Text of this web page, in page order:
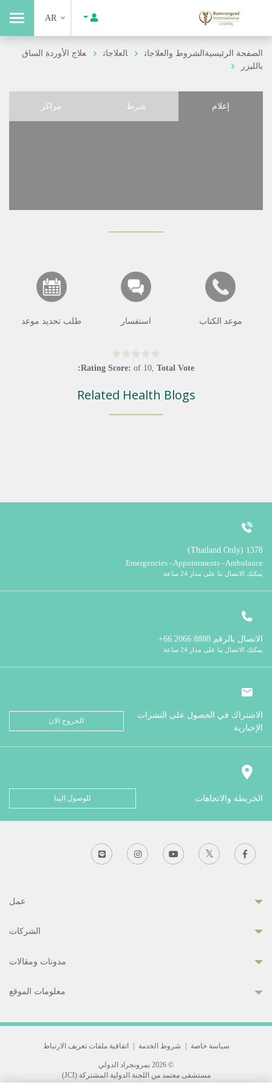
AR
الصفحة الرئيسيةالشروط والعلاجات العلاجات
علاج الأوردة الساق
بالليزر
إعلام شرط مراكز
موعد الكتاب استفسار طلب تحديد موعد
Rating Score: of 10, Total Vote:
Related Health Blogs
1378 (Thailand Only)
Emergencies - Appointments - Ambulance
يمكنك الاتصال بنا على مدار 24 ساعة
الاتصال بالرقم
يمكنك الاتصال بنا على مدار 24 ساعة
الاشتراك في الحصول على النشرات
الإخبارية
الخروج الان
الخريطة والاتجاهات للوصول الينا
عمل
الشركات
مدونات ومقالات
معلومات الموقع
سياسة خاصة شروط الخدمة اتفاقية ملفات تعريف الارتباط
© 2026 بمرونجراد الدولي
مستشفى معتمد من اللجنة الدولية المشتركة (JCI)